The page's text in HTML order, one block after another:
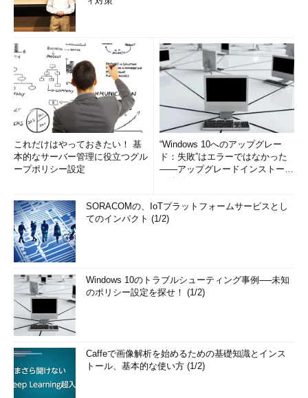
これだけはやっておきたい！ 基
本的なサーバー管理に役立つグル
ープポリシー設定
“Windows 10へのアップグレー
ド：失敗”はエラーではなかった
――アップグレードインストール
SORACOMの、IoTプラットフォームサービスとし
てのインパクト (1/2)
Windows 10のトラブルシューティング事例──未知
のポリシー設定を探せ！ (1/2)
Caffeで画像解析を始めるための基礎知識とインス
トール、基本的な使い方 (1/2)